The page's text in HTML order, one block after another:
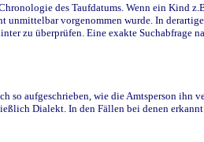
des Taufdatums. Wenn ein Kind
vorgenommen wurde. In
zu überprüfen. Eine exakte Suchabfrage
aufgeschrieben, wie die Amtsperson ihn
Dialekt. In den Fällen bei denen